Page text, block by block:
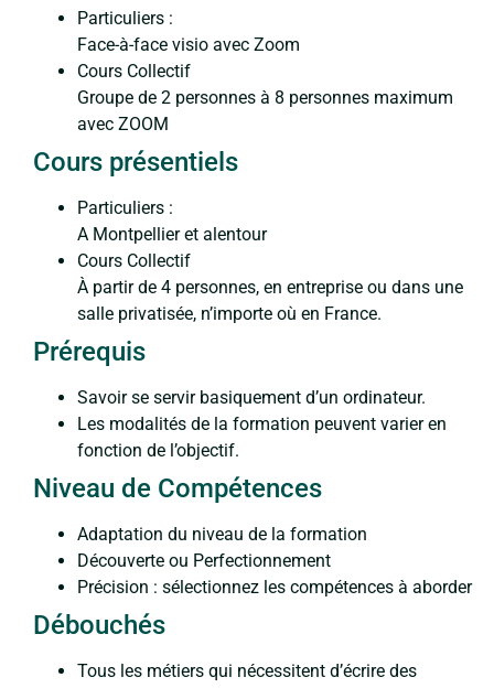
Particuliers :
Face-à-face visio avec Zoom
Cours Collectif
Groupe de 2 personnes à 8 personnes maximum
avec ZOOM
Cours présentiels
Particuliers :
A Montpellier et alentour
Cours Collectif
À partir de 4 personnes, en entreprise ou dans une
salle privatisée, n’importe où en France.
Prérequis
Savoir se servir basiquement d’un ordinateur.
Les modalités de la formation peuvent varier en
fonction de l’objectif.
Niveau de Compétences
Adaptation du niveau de la formation
Découverte ou Perfectionnement
Précision : sélectionnez les compétences à aborder
Débouchés
Tous les métiers qui nécessitent d’écrire des